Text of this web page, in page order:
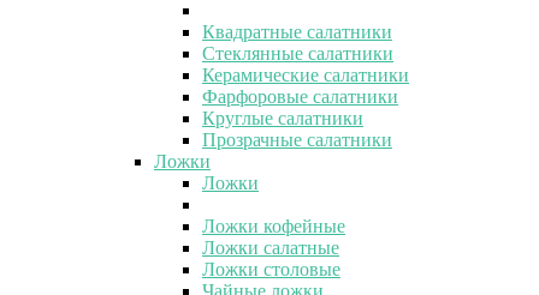
Квадратные салатники
Стеклянные салатники
Керамические салатники
Фарфоровые салатники
Круглые салатники
Прозрачные салатники
Ложки
Ложки
Ложки кофейные
Ложки салатные
Ложки столовые
Чайные ложки